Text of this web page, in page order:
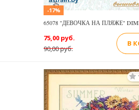
-17%
65078 "ДЕВОЧКА НА ПЛЯЖЕ"
90,00 руб.
75,00 руб.
В